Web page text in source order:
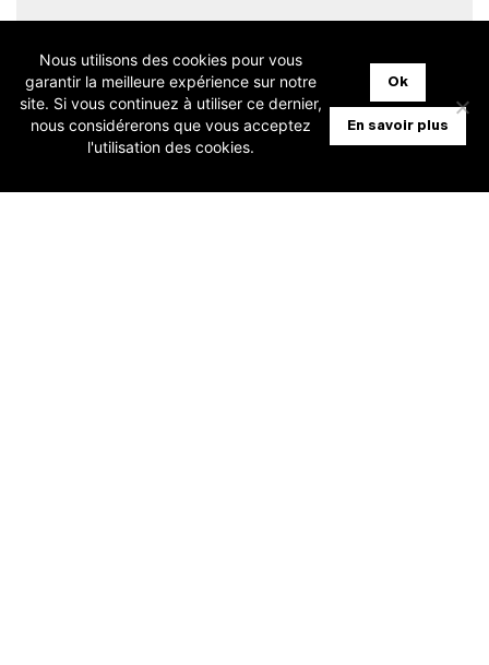
1 décembre 2024
Nous utilisons des cookies pour vous
garantir la meilleure expérience sur notre
site. Si vous continuez à utiliser ce dernier,
nous considérerons que vous acceptez
l'utilisation des cookies.
Ok
En savoir plus
Bonjour ! Comment puis-je
vous aider aujourd’hui ?